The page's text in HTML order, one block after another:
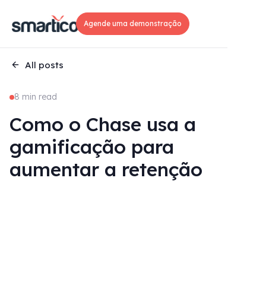
Agende uma demonstração
All posts
8 min read
Como o Chase usa a
gamificação para
aumentar a retenção